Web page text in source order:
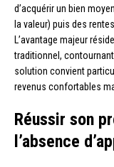
d’acquérir un bien
la valeur) puis des
L’avantage majeur
traditionnel,
solution convient
revenus confortables
Réussir son
l’absence